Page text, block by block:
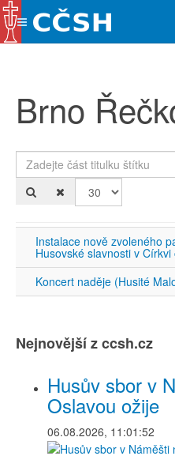
Brno
Zadejte část titulku štítku
Instalace nově zvoleného
Husovské slavnosti v
Koncert naděje (Husité
Nejnovější z ccsh.cz
Husův sbor v
Oslavou ožije
06.08.2026, 11:01:52